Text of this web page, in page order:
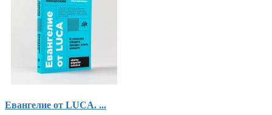
Евангелие от LUCA. ...